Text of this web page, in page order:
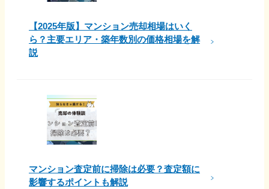
【2025年版】マンション売却相場はいく
ら？主要エリア・築年数別の価格相場を解
説
マンション査定前に掃除は必要？査定額に
影響するポイントも解説